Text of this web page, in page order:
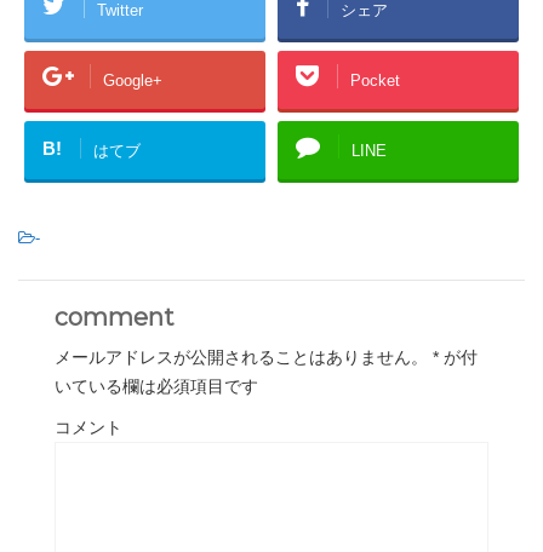
Twitter シェア
Google+ Pocket
B! はてブ LINE
-
comment
メールアドレスが公開されることはありません。 * が付
いている欄は必須項目です
コメント